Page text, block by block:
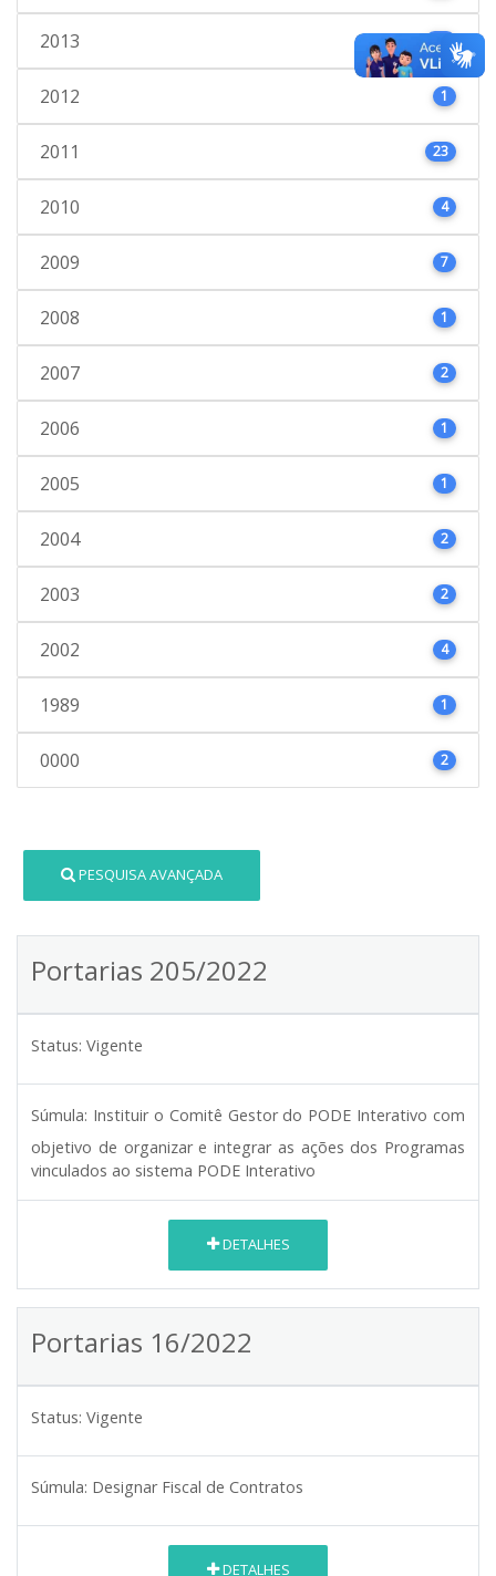
2013 45
2012 1
2011 23
2010 4
2009 7
2008 1
2007 2
2006 1
2005 1
2004 2
2003 2
2002 4
1989 1
0000 2
PESQUISA AVANÇADA
Portarias 205/2022
Status: Vigente
Súmula: Instituir o Comitê Gestor do PODE Interativo com
objetivo de organizar e integrar as ações dos Programas
vinculados ao sistema PODE Interativo
DETALHES
Portarias 16/2022
Status: Vigente
Súmula: Designar Fiscal de Contratos
DETALHES